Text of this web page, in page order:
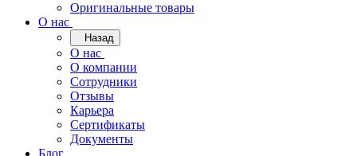
Оригинальные товары
О нас
Назад
О нас
О компании
Сотрудники
Отзывы
Карьера
Сертификаты
Документы
Блог